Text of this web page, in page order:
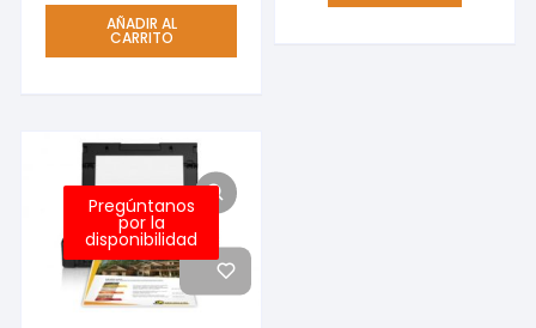
AÑADIR AL
CARRITO
Pregúntanos
por la
disponibilidad